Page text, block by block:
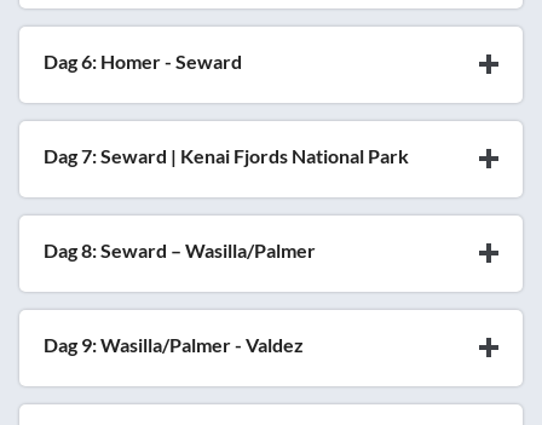
Dag 6: Homer - Seward
Dag 7: Seward | Kenai Fjords National Park
Dag 8: Seward – Wasilla/Palmer
Dag 9: Wasilla/Palmer - Valdez